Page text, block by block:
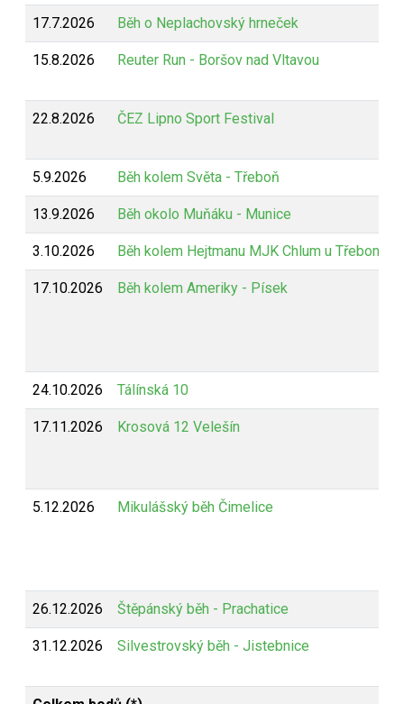
17.7.2026 Běh o Neplachovský hrneček
15.8.2026 Reuter Run - Boršov nad Vltavou
22.8.2026 ČEZ Lipno Sport Festival
5.9.2026 Běh kolem Světa - Třeboň
13.9.2026 Běh okolo Muňáku - Munice
3.10.2026 Běh kolem Hejtmanu MJK Chlum u Třeboně
17.10.2026 Běh kolem Ameriky - Písek
24.10.2026 Tálínská 10
17.11.2026 Krosová 12 Velešín
5.12.2026 Mikulášský běh Čimelice
26.12.2026 Štěpánský běh - Prachatice
31.12.2026 Silvestrovský běh - Jistebnice